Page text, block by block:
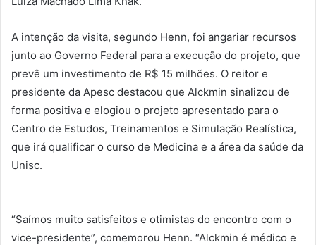
A intenção da visita, segundo Henn, foi angariar recursos
junto ao Governo Federal para a execução do projeto, que
prevê um investimento de R$ 15 milhões. O reitor e
presidente da Apesc destacou que Alckmin sinalizou de
forma positiva e elogiou o projeto apresentado para o
Centro de Estudos, Treinamentos e Simulação Realística,
que irá qualificar o curso de Medicina e a área da saúde da
Unisc.
“Saímos muito satisfeitos e otimistas do encontro com o
vice-presidente”, comemorou Henn. “Alckmin é médico e